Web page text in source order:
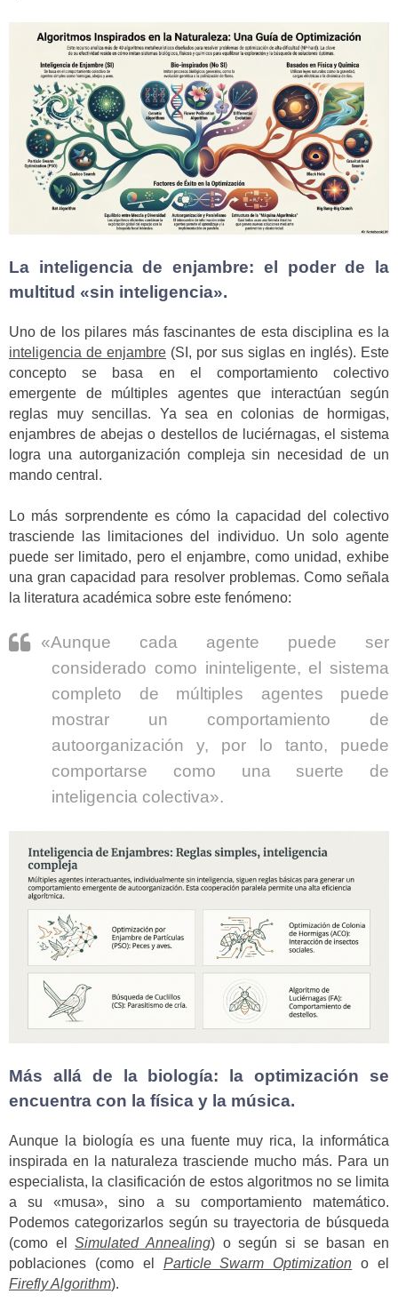
La inteligencia de enjambre: el poder de la
multitud «sin inteligencia».
Uno de los pilares más fascinantes de esta disciplina es la
inteligencia de enjambre (SI, por sus siglas en inglés). Este
concepto se basa en el comportamiento colectivo
emergente de múltiples agentes que interactúan según
reglas muy sencillas. Ya sea en colonias de hormigas,
enjambres de abejas o destellos de luciérnagas, el sistema
logra una autorganización compleja sin necesidad de un
mando central.
Lo más sorprendente es cómo la capacidad del colectivo
trasciende las limitaciones del individuo. Un solo agente
puede ser limitado, pero el enjambre, como unidad, exhibe
una gran capacidad para resolver problemas. Como señala
la literatura académica sobre este fenómeno:
«Aunque cada agente puede ser
considerado como ininteligente, el sistema
completo de múltiples agentes puede
mostrar un comportamiento de
autoorganización y, por lo tanto, puede
comportarse como una suerte de
inteligencia colectiva».
Más allá de la biología: la optimización se
encuentra con la física y la música.
Aunque la biología es una fuente muy rica, la informática
inspirada en la naturaleza trasciende mucho más. Para un
especialista, la clasificación de estos algoritmos no se limita
a su «musa», sino a su comportamiento matemático.
Podemos categorizarlos según su trayectoria de búsqueda
(como elSimulated Annealing) o según si se basan en
poblaciones (como el Particle Swarm Optimization o el
Firefly Algorithm).